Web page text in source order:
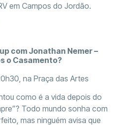
em Campos do Jordão.
com Jonathan Nemer –
o Casamento?
na Praça das Artes
como é a vida depois do
Todo mundo sonha com
mas ninguém avisa que